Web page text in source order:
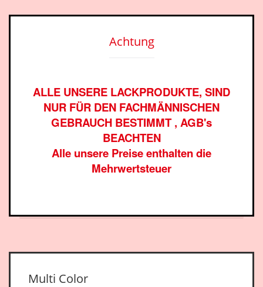
Achtung
ALLE UNSERE LACKPRODUKTE, SIND
NUR FÜR DEN FACHMÄNNISCHEN
GEBRAUCH BESTIMMT , AGB's
BEACHTEN
Alle unsere Preise enthalten die
Mehrwertsteuer
Multi Color